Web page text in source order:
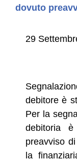
dovuto
29
debitore è
Per la
debitoria
preavviso
la